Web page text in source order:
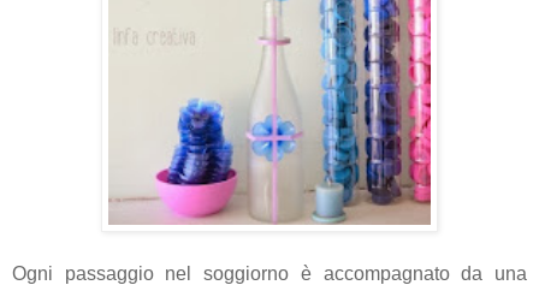
Ogni passaggio nel soggiorno è accompagnato da una